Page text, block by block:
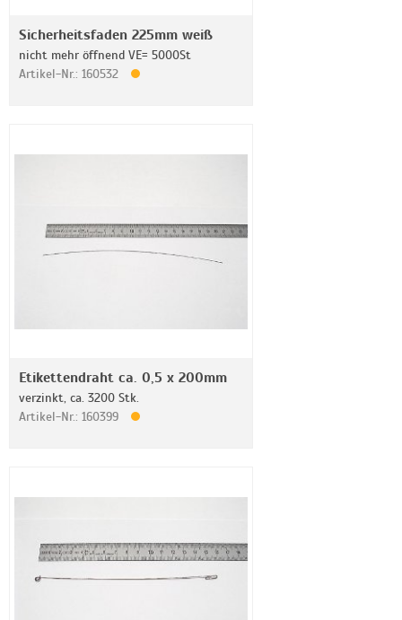
Sicherheitsfaden 225mm weiß
nicht mehr öffnend VE= 5000St
Artikel-Nr.: 160532
Etikettendraht ca. 0,5 x 200mm
verzinkt, ca. 3200 Stk.
Artikel-Nr.: 160399